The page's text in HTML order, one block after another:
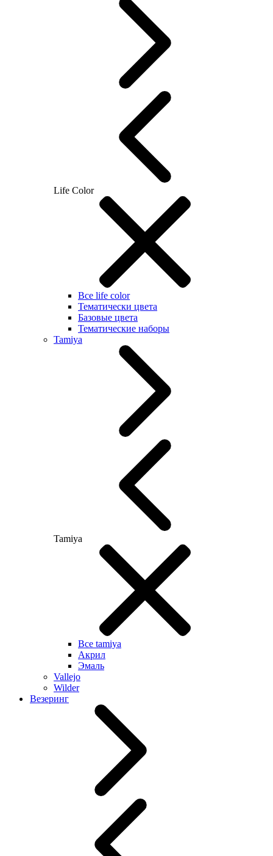
Life Color
Все life color
Тематически цвета
Базовые цвета
Тематические наборы
Tamiya
Tamiya
Все tamiya
Акрил
Эмаль
Vallejo
Wilder
Везеринг